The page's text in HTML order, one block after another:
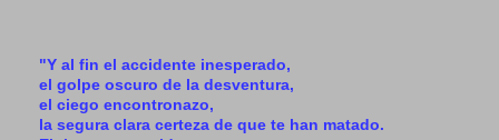
"Y al fin el accidente inesperado,
el golpe oscuro de la desventura,
el ciego encontronazo,
la segura clara certeza de que te han matado.